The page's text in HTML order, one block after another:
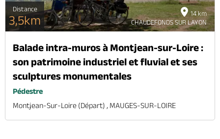
14 km
CHAUDEFONDS SUR LAYON
Distance
3,5km
Balade intra-muros à Montjean-sur-Loire :
son patrimoine industriel et fluvial et ses
sculptures monumentales
Pédestre
Montjean-Sur-Loire (départ) , MAUGES-SUR-LOIRE